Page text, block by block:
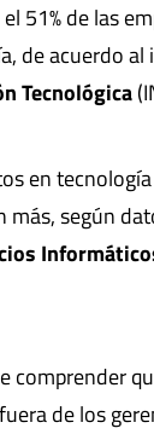
51% de las
de acuerdo
Tecnológica
en
según
comprender
de los